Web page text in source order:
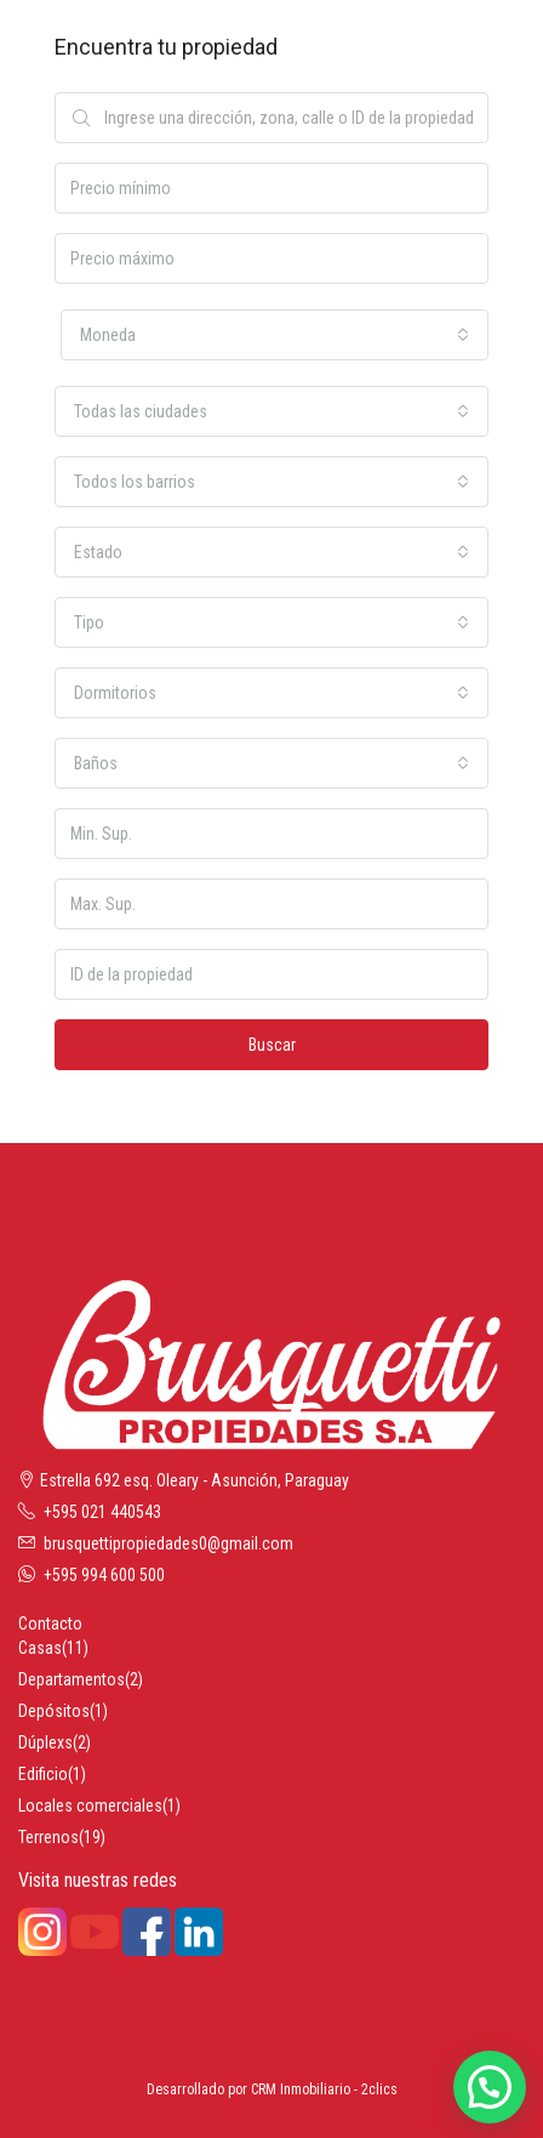
Encuentra tu propiedad
Moneda
Todas las ciudades
Todos los barrios
Estado
Tipo
Dormitorios
Baños
Buscar
Estrella 692 esq. Oleary - Asunción, Paraguay
+595 021 440543
brusquettipropiedades0@gmail.com
+595 994 600 500
Contacto
Casas(11)
Departamentos(2)
Depósitos(1)
Dúplexs(2)
Edificio(1)
Locales comerciales(1)
Terrenos(19)
Visita nuestras redes
Desarrollado por CRM Inmobiliario - 2clics